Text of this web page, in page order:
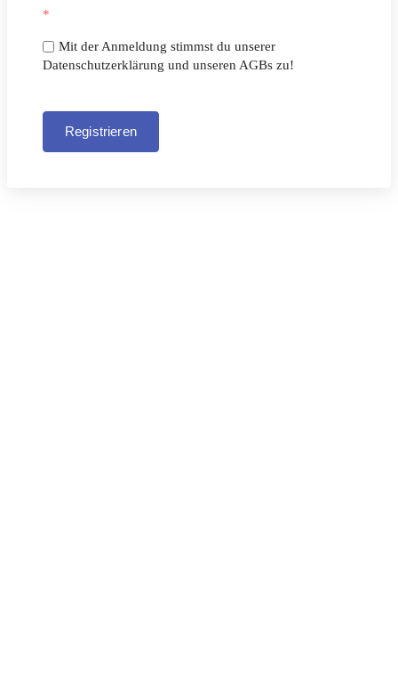
*
Mit der Anmeldung stimmst du unserer
Datenschutzerklärung und unseren AGBs zu!
Registrieren